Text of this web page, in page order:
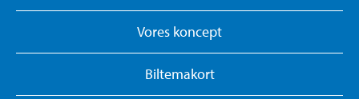
Vores koncept
Biltemakort